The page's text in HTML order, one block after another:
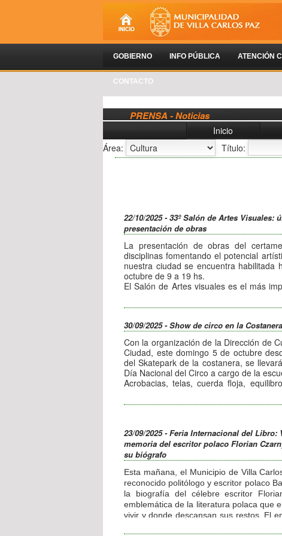
GOBIERNO INFO PÚBLICA ATENCIÓN
CONTACTO
PRENSA - Noticias
Inicio
Área:
Título:
22/10/2025 - 33º Salón de Artes Visuales:
presentación de obras
La presentación de obras del
disciplinas fomentando el potencial
nuestra ciudad se encuentra habilitada
octubre de 9 a 19 hs.
El Salón de Artes visuales es el más
la ciudad para estimular y reconocer a
reafirmando así su compromiso cultural.
disciplina elegida es pintura de
adquisición de 700.000 pesos para el
adquisición al artista local de
otorgados por el Departamento
Villa Carlos Paz y el Concejo de
La entrega de premios de las obras
4 de noviembre en el Salón Rizzuto (Av.
Las bases y condiciones se
bien consultando en villacarlospaz.gov.ar.
30/09/2025 - Show de circo en la Costanera
Con la organización de la Dirección de
Ciudad, este domingo 5 de octubre
del Skatepark de la costanera, se
Día Nacional del Circo a cargo de la
Acrobacias, telas, cuerda floja,
vuelo e invitados especiales serán
la jornada, que culminará a las 17:30 hs.
23/09/2025 - Feria Internacional del
memoria del escritor polaco Florian
su biógrafo
Esta mañana, el Municipio de Villa
reconocido politólogo y escritor polaco
la biografía del célebre escritor
emblemática de la literatura polaca que
vivir y donde descansan sus restos. El
Municipio, donde Bajków fue